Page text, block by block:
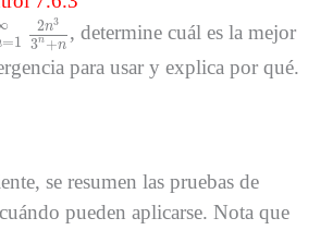
=1
2n3
3n +n
2n3
, determine cuál es la mejor
para usar y explica por qué.
se resumen las pruebas de
pueden aplicarse. Nota que